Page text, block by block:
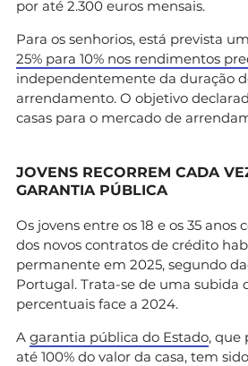
por até 2.300 euros mensais.
Para os senhorios, está prevista
25% para 10% nos rendimentos
independentemente da duração
arrendamento. O objetivo
casas para o mercado de
JOVENS RECORREM CADA
GARANTIA PÚBLICA
Os jovens entre os 18 e os 35 anos
dos novos contratos de crédito
permanente em 2025, segundo
Portugal. Trata-se de uma subida
percentuais face a 2024.
A garantia pública do Estado, que
até 100% do valor da casa, tem